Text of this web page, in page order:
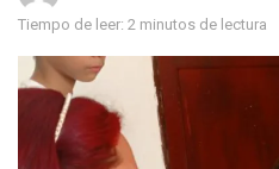
Tiempo de leer: 2 minutos de lectura